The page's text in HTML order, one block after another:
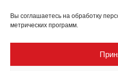
Вы соглашаетесь на обработку
метрических программ.
Пользовательское соглашение